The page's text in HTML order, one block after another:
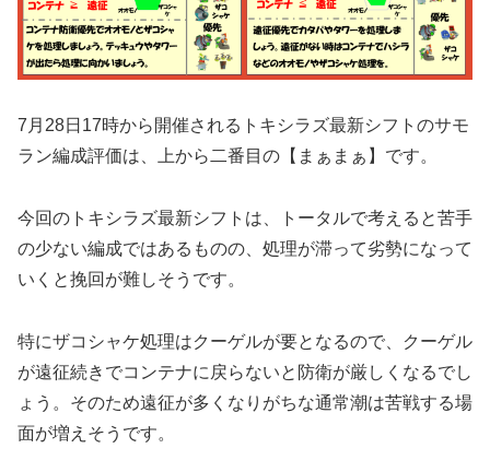
7月28日17時から開催されるトキシラズ最新シフトのサモ
ラン編成評価は、上から二番目の【まぁまぁ】です。
今回のトキシラズ最新シフトは、トータルで考えると苦手
の少ない編成ではあるものの、処理が滞って劣勢になって
いくと挽回が難しそうです。
特にザコシャケ処理はクーゲルが要となるので、クーゲル
が遠征続きでコンテナに戻らないと防衛が厳しくなるでし
ょう。そのため遠征が多くなりがちな通常潮は苦戦する場
面が増えそうです。